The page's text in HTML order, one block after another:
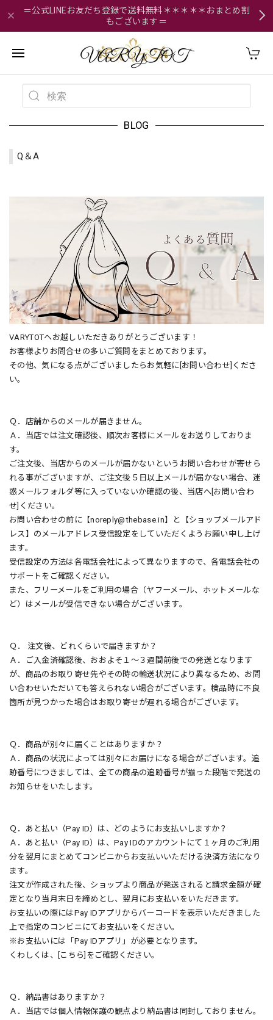
＝公式LINEお友だち登録で送料無料＊＊＊＊＊おまとめ割
もございます＝
BLOG
Q＆A
VARYTOTへお越しいただきありがとうございます！
お客様よりお問合せの多いご質問をまとめております。
その他、気になる点がございましたらお気軽に[お問い合わせ]くださ
い。
Ｑ．店舗からのメールが届きません。
Ａ．当店では注文確認後、順次お客様にメールをお送りしておりま
す。
ご注文後、当店からのメールが届かないというお問い合わせが寄せら
れる事がございますが、ご注文後５日以上メールが届かない場合、迷
惑メールフォルダ等に入っていないか確認の後、当店へ[お問い合わ
せ]ください。
お問い合わせの前に【noreply@thebase.in】と【ショップメールアド
レス】のメールアドレス受信設定をしていただくようお願い申し上げ
ます。
受信設定の方法は各電話会社によって異なりますので、各電話会社の
サポートをご確認ください。
また、フリーメールをご利用の場合（ヤフーメール、ホットメールな
ど）はメールが受信できない場合がございます。
Ｑ． 注文後、どれくらいで届きますか？
Ａ．ご入金済確認後、おおよそ１～３週間前後での発送となります
が、商品のお取り寄せ先やその時の輸送状況により異なるため、お問
い合わせいただいても答えられない場合がございます。検品時に不良
箇所が見つかった場合はお取り寄せが遅れる場合がございます。
Ｑ．商品が別々に届くことはありますか？
Ａ．商品の状況によっては別々にお届けになる場合がございます。追
跡番号につきましては、全ての商品の追跡番号が揃った段階で発送の
お知らせをいたします。
Ｑ．あと払い（Pay ID）は、どのようにお支払いしますか？
Ａ．あと払い（Pay ID）は、Pay IDのアカウントにて１ヶ月のご利用
分を翌月にまとめてコンビニからお支払いいただける決済方法になり
ます。
注文が作成された後、ショップより商品が発送されると請求金額が確
定となり当月末日を締めとし、翌月にお支払いをいただきます。
お支払いの際にはPay IDアプリからバーコードを表示いただきました
上で指定のコンビニにてお支払いをください。
※お支払いには「Pay IDアプリ」が必要となります。
くわしくは、[こちら]をご確認ください。
Ｑ．納品書はありますか？
Ａ．当店では個人情報保護の観点より納品書は同封しておりません。